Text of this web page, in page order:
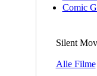
Comic
Silent
Alle Filme